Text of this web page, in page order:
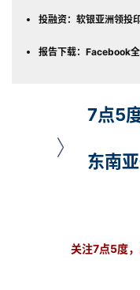
投融资：软银亚洲领投
报告下载： Facebook全
7点5
东南
关注7点5度